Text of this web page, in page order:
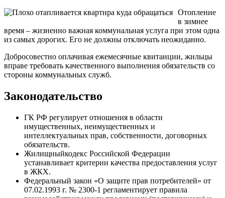
Отопление
в зимнее
время – жизненно важная коммунальная услуга при этом одна
из самых дорогих. Его не должны отключать неожиданно.
Добросовестно оплачивая ежемесячные квитанции, жильцы
вправе требовать качественного выполнения обязательств со
стороны коммунальных служб.
Законодательство
ГК РФ регулирует отношения в области
имущественных, неимущественных и
интеллектуальных прав, собственности, договорных
обязательств.
Жилищныйкодекс Российской Федерации
устанавливает критерии качества предоставления услуг
в ЖКХ.
Федеральный закон «О защите прав потребителей» от
07.02.1993 г. № 2300-1 регламентирует правила